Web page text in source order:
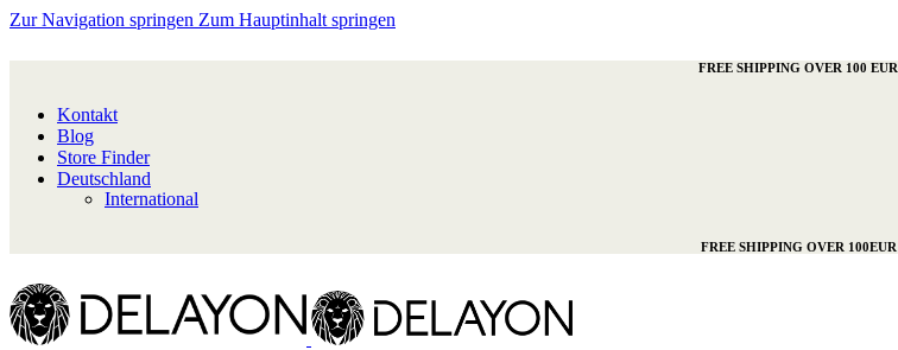
Zur Navigation springen Zum Hauptinhalt springen
FREE SHIPPING OVER 100 EUR
Kontakt
Blog
Store Finder
Deutschland
International
FREE SHIPPING OVER 100EUR